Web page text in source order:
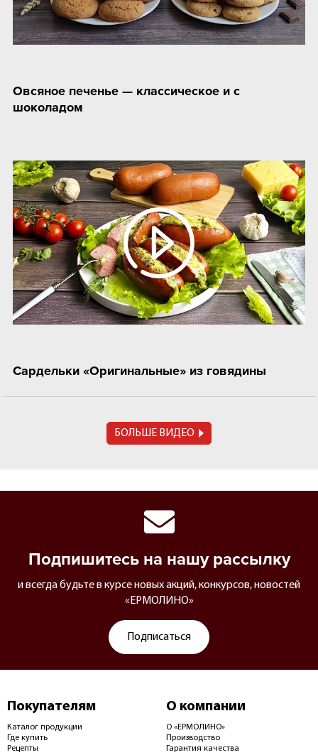
Овсяное печенье — классическое и с
шоколадом
Сардельки «Оригинальные» из говядины
БОЛЬШЕ ВИДЕО
Подпишитесь на нашу рассылку
и всегда будьте в курсе новых акций, конкурсов, новостей
«ЕРМОЛИНО»
Подписаться
Покупателям
Каталог продукции
Где купить
Рецепты
О компании
О «ЕРМОЛИНО»
Производство
Гарантия качества